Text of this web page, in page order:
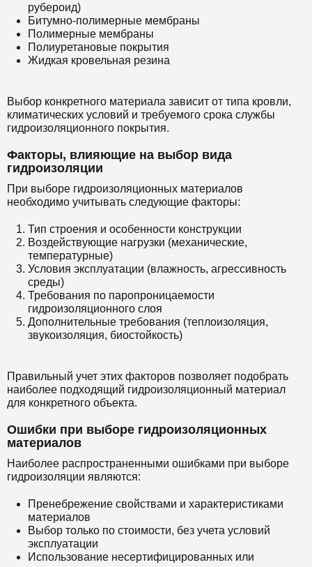
рубероид)
Битумно-полимерные мембраны
Полимерные мембраны
Полиуретановые покрытия
Жидкая кровельная резина
Выбор конкретного материала зависит от типа кровли,
климатических условий и требуемого срока службы
гидроизоляционного покрытия.
Факторы, влияющие на выбор вида
гидроизоляции
При выборе гидроизоляционных материалов
необходимо учитывать следующие факторы:
Тип строения и особенности конструкции
Воздействующие нагрузки (механические,
температурные)
Условия эксплуатации (влажность, агрессивность
среды)
Требования по паропроницаемости
гидроизоляционного слоя
Дополнительные требования (теплоизоляция,
звукоизоляция, биостойкость)
Правильный учет этих факторов позволяет подобрать
наиболее подходящий гидроизоляционный материал
для конкретного объекта.
Ошибки при выборе гидроизоляционных
материалов
Наиболее распространенными ошибками при выборе
гидроизоляции являются:
Пренебрежение свойствами и характеристиками
материалов
Выбор только по стоимости, без учета условий
эксплуатации
Использование несертифицированных или